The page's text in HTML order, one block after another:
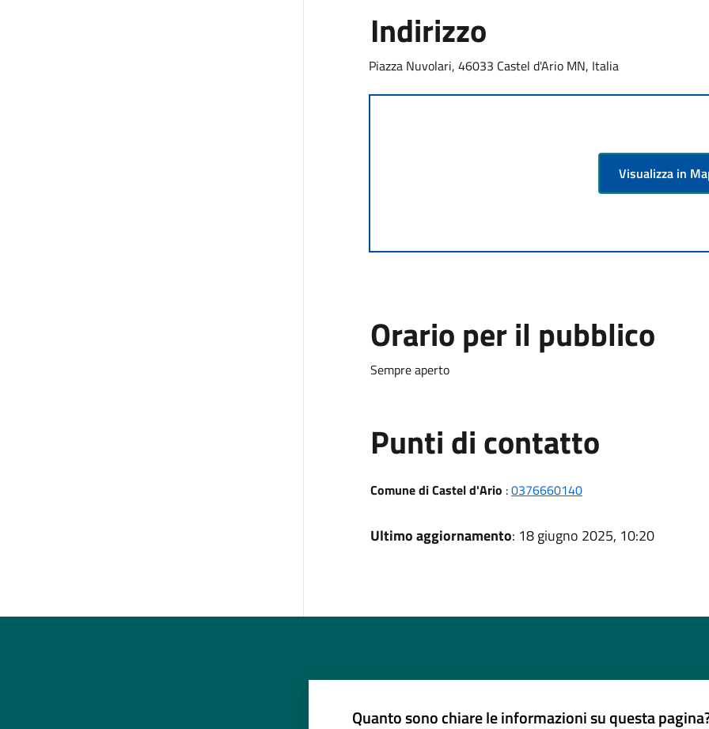
Indirizzo
Piazza Nuvolari, 46033 Castel d'Ario MN, Italia
Visualizza in
Orario per il pubblico
Sempre aperto
Punti di contatto
Comune di Castel d'Ario :0376660140
Ultimo aggiornamento: 18 giugno 2025, 10:20
Quanto sono chiare le informazioni su questa